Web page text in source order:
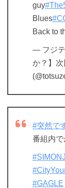
guy
Blues
Back to
— フジテ
か？】次
#突然で
番組内
#GAGLE